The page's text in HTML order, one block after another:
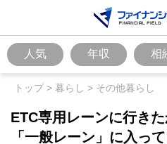
人気 年収 相
トップ> 暮らし > その他暮らし
ETC専用レーンに行き
「一般レーン」に入っ